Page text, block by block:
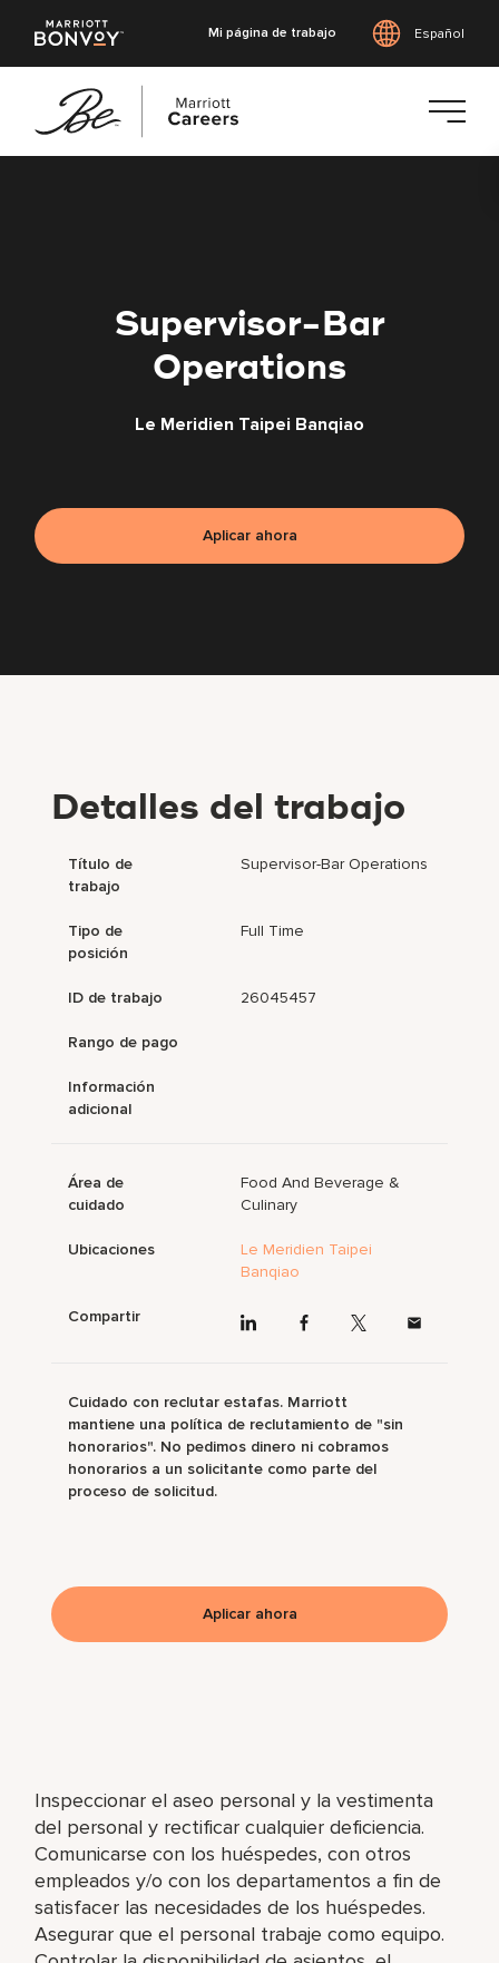
Mi página de trabajo Español
Supervisor-Bar
Operations
Le Meridien Taipei Banqiao
Aplicar ahora
Inspeccionar el aseo personal y la vestimenta
del personal y rectificar cualquier deficiencia.
Comunicarse con los huéspedes, con otros
empleados y/o con los departamentos a fin de
satisfacer las necesidades de los huéspedes.
Asegurar que el personal trabaje como equipo.
Detalles del trabajo
Título de
trabajo
Supervisor-Bar Operations
Tipo de
posición
Full Time
ID de trabajo 26045457
Rango de pago
Información
adicional
Área de
cuidado
Food And Beverage &
Culinary
Ubicaciones
Le Meridien Taipei
Banqiao
Compartir
Cuidado con reclutar estafas. Marriott
mantiene una política de reclutamiento de "sin
honorarios". No pedimos dinero ni cobramos
honorarios a un solicitante como parte del
proceso de solicitud.
Aplicar ahora